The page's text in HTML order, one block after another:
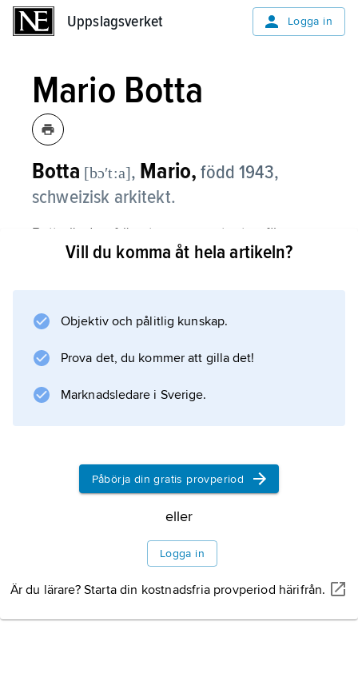
Uppslagsverket Logga in
Mario Botta
Botta [bɔʹt:a], Mario, född 1943,
schweizisk arkitekt.
Botta är den främste representanten för
”Ticinoskolan”, som förenar en regional och
Vill du komma åt hela artikeln?
Objektiv och pålitlig kunskap.
Prova det, du kommer att gilla det!
Marknadsledare i Sverige.
Påbörja din gratis provperiod
eller
Logga in
Är du lärare? Starta din kostnadsfria provperiod härifrån.